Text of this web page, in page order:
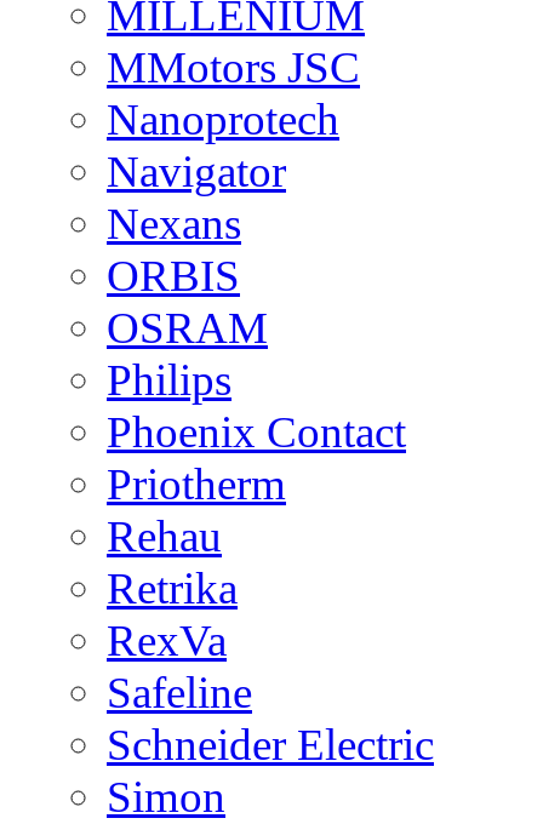
MILLENIUM
MMotors JSC
Nanoprotech
Navigator
Nexans
ORBIS
OSRAM
Philips
Phoenix Contact
Priotherm
Rehau
Retrika
RexVa
Safeline
Schneider Electric
Simon